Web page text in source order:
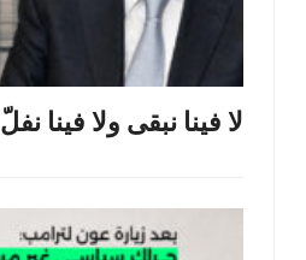
لا فينا نبقى ولا فينا نفلّ